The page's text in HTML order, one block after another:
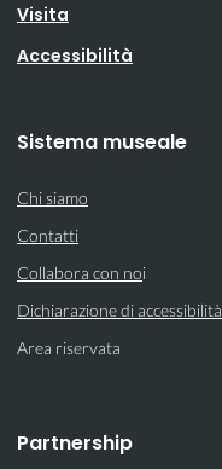
Visita
Accessibilità
Sistema museale
Chi siamo
Contatti
Collabora con noi
Dichiarazione di accessibilità
Area riservata
Partnership